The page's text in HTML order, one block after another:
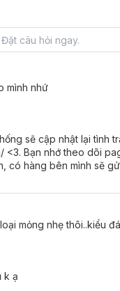
nhưng có độ che
nhẹ, dễ tán, có độ
như chiết xuất Tổ
mình nhứ
sẽ cập nhật lại tình
<3. Bạn nhớ theo dõi
có hàng bên mình sẽ
mỏng nhẹ thôi..kiểu
k ạ